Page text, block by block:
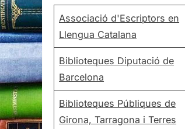
Associació d'Escriptors en
Llengua Catalana
Biblioteques Diputació de
Barcelona
Biblioteques Públiques de
Girona, Tarragona i Terres